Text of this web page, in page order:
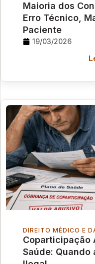
Maioria dos
Erro Técnico,
Paciente
19/03/2026
DIREITO MÉDICO E
Coparticipação
Saúde: Quando